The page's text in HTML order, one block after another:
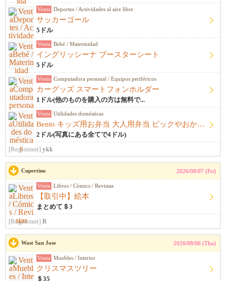
Venta Deportes / Actividades al aire libre
サッカーゴール
5ドル
Venta Bebé / Materinidad
イングリッシーナ ブースターシート
5ドル
Venta Computadora personal / Equipos periféricos
カーグッズ スマートフォンホルダー
1ドル(他のものを購入の方は無料で...
Venta Utilidades domésticas
Bento キッズ用お弁当 大人用弁当 ピックやおかずカップ他
2ドル(写真にある全てで4ドル)
[Registrant] ykk
Cupertino 2026/08/07 (Fri)
Venta Libros / Cómics / Revistas
【取引中】絵本
まとめて＄3
[Registrant] R
Wast San Jose 2026/08/06 (Thu)
Venta Muebles / Interior
クリスマスツリー
＄35